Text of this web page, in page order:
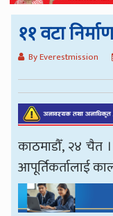
११ वटा
By Everestmission
काठमाडौँ, २४ चैत
आपूर्तिकर्तालाई